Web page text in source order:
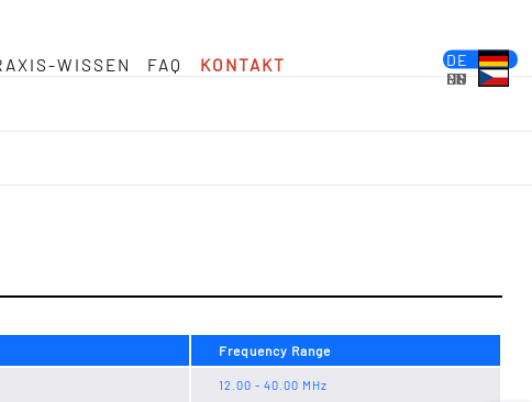
WISSEN
FAQ KONTAKT
DE
EN
FR
ES
PL
IT
NL
HU
CS
Inhalte
Frequency Range
12.00 - 40.00 MHz